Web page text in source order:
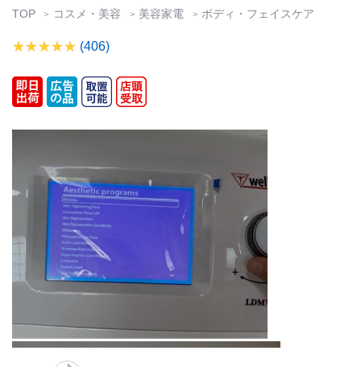
TOP コスメ・美容 美容家電 ボディ・フェイスケア
(406)